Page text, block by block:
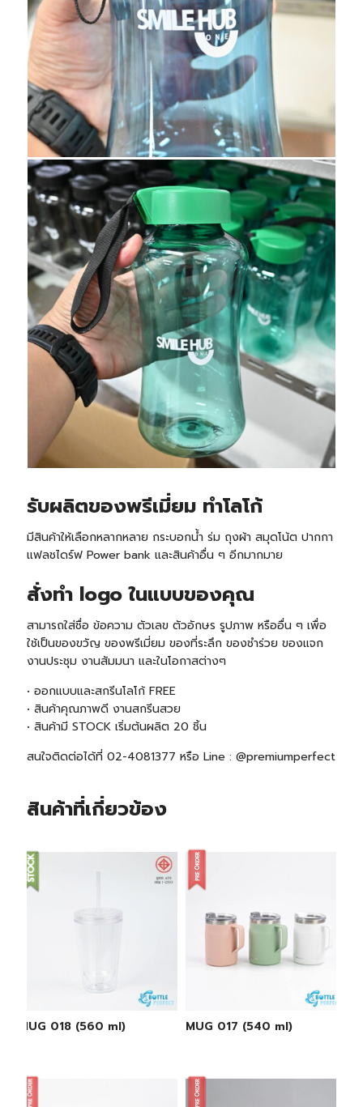
รับผลิตของพรีเมี่ยม ทำโลโก้
มีสินค้าให้เลือกหลากหลาย กระบอกน้ำ ร่ม ถุงผ้า สมุดโน้ต ปากกา
แฟลชไดร์ฟ Power bank และสินค้าอื่น ๆ อีกมากมาย
สั่งทำ logo ในแบบของคุณ
สามารถใส่ชื่อ ข้อความ ตัวเลข ตัวอักษร รูปภาพ หรืออื่น ๆ เพื่อ
ใช้เป็นของขวัญ ของพรีเมี่ยม ของที่ระลึก ของชำร่วย ของแจก
งานประชุม งานสัมมนา และในโอกาสต่างๆ
• ออกแบบและสกรีนโลโก้ FREE
• สินค้าคุณภาพดี งานสกรีนสวย
• สินค้ามีSTOCK เริ่มต้นผลิต 20 ชิ้น
สนใจติดต่อได้ที่ 02-4081377 หรือ Line : @premiumperfect
สินค้าที่เกี่ยวข้อง
MUG 018 (560 ml) MUG 017 (540 ml)